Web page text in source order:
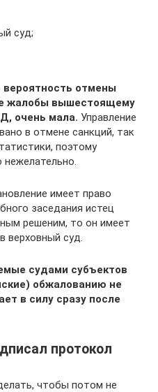
суд;
вероятность отмены
жалобы вышестоящему
очень мала. Управление
в отмене санкций, так
поэтому
нежелательно.
имеет право
заседания истец
решеним, то он имеет
верховный суд.
судами субъектов
обжалованию не
в силу сразу после
протокол
чтобы потом не